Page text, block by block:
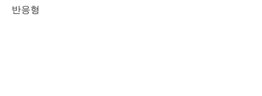
반응형